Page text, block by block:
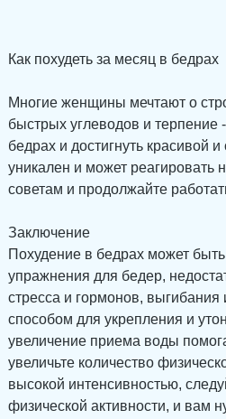
Как похудеть за месяц в бедрах
Многие женщины мечтают о
быстрых углеводов и терпение
бедрах и достигнуть красивой
уникален и может реагировать
советам и продолжайте
Заключение
Похудение в бедрах может
упражнения для бедер,
стресса и гормонов,
способом для укрепления и
увеличение приема воды
увеличьте количество
высокой интенсивностью,
физической активности, и вам